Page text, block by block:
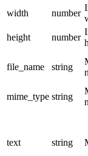
width
number
height
number
file_name string
mime_type string
text string